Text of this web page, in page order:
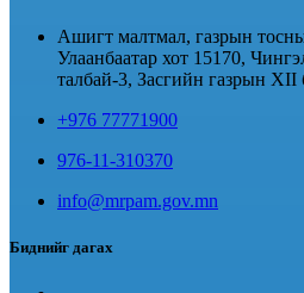
Ашигт малтмал, газрын
Улаанбаатар хот 15170,
талбай-3, Засгийн газрын
+976 77771900
976-11-310370
info@mrpam.gov.mn
Биднийг дагах